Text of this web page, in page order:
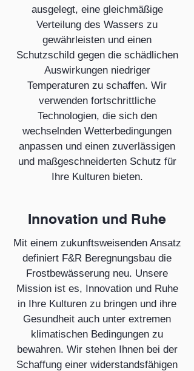
ausgelegt, eine gleichmäßige
Verteilung des Wassers zu
gewährleisten und einen
Schutzschild gegen die schädlichen
Auswirkungen niedriger
Temperaturen zu schaffen. Wir
verwenden fortschrittliche
Technologien, die sich den
wechselnden Wetterbedingungen
anpassen und einen zuverlässigen
und maßgeschneiderten Schutz für
Ihre Kulturen bieten.
Innovation und Ruhe
Mit einem zukunftsweisenden Ansatz
definiert F&R Beregnungsbau die
Frostbewässerung neu. Unsere
Mission ist es, Innovation und Ruhe
in Ihre Kulturen zu bringen und ihre
Gesundheit auch unter extremen
klimatischen Bedingungen zu
bewahren. Wir stehen Ihnen bei der
Schaffung einer widerstandsfähigen